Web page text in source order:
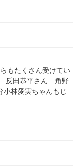
もたくさん受けてい
反田恭平さん 角野
小林愛実ちゃんもじ